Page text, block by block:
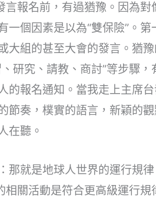
言報名前，有過猶豫。因為
一個因素是以為“雙保險”。
大組的甚至大會的發言。猶
研究、請教、商討”等步驟
的報名通知。當我走上主席
節奏，樸實的語言，新穎的
在聽。
那就是地球人世界的運行規
相關活動是符合更高級運行規